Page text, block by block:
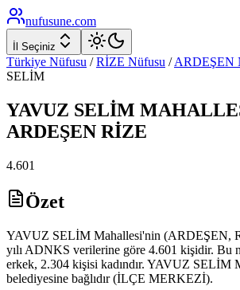
nufusune.com
İl Seçiniz
Türkiye Nüfusu / RİZE Nüfusu / ARDEŞEN
SELİM
YAVUZ SELİM
ARDEŞEN RİZE
4.601
Özet
YAVUZ SELİM Mahallesi'nin (ARDEŞEN,
yılı ADNKS verilerine göre 4.601 kişidir. Bu
erkek, 2.304 kişisi kadındır. YAVUZ SELİM
belediyesine bağlıdır (İLÇE MERKEZİ).